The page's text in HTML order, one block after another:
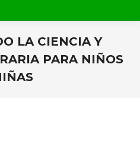
LA CIENCIA Y
PARA NIÑOS